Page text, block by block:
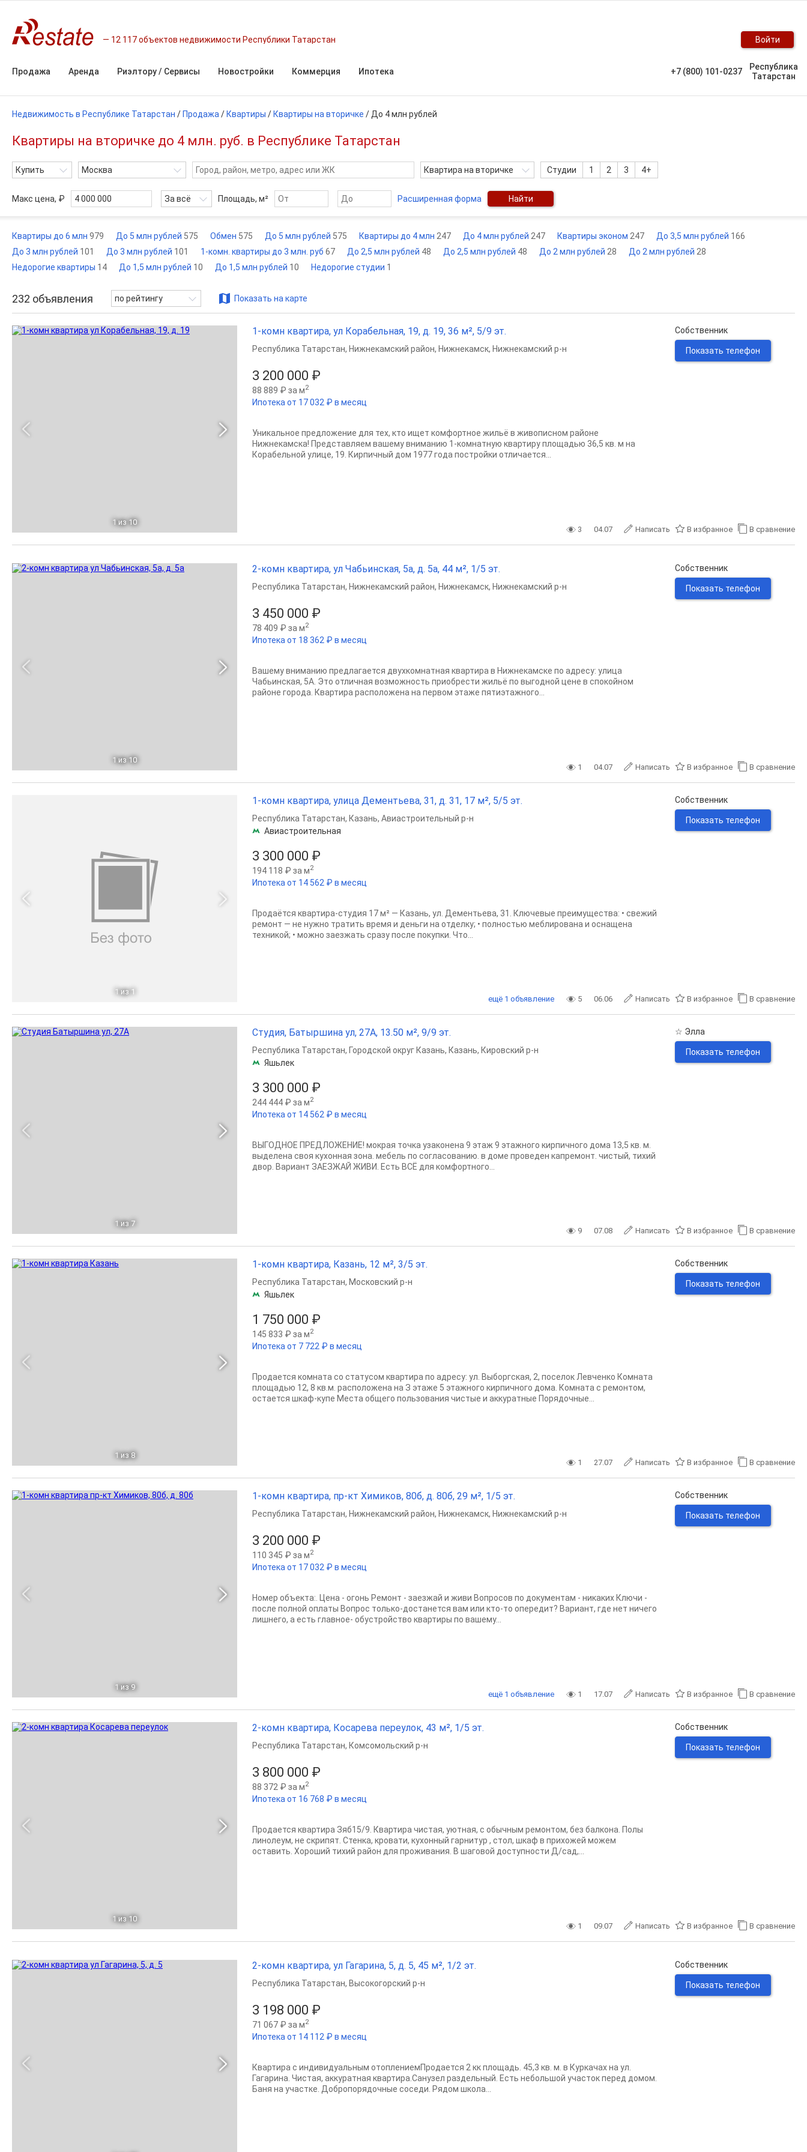
12 117 объектов недвижимости Республики Татарстан Войти
Продажа Аренда Риэлтору / Сервисы Новостройки Коммерция Ипотека +7 (800) 101-0237
Республика
Татарстан
Недвижимость в Республике Татарстан / Продажа / Квартиры / Квартиры на вторичке / До 4 млн рублей
Квартиры на вторичке до 4 млн. руб. в Республике Татарстан
Купить Москва Квартира на вторичке Студии 1 2 3 4+
Макс цена, ₽ За всё Площадь, м² Расширенная форма Найти
Квартиры до 6 млн 979 До 5 млн рублей 575 Обмен 575 До 5 млн рублей 575 Квартиры до 4 млн 247 До 4 млн рублей 247 Квартиры эконом 247 До 3,5 млн рублей 166
До 3 млн рублей 101 До 3 млн рублей 101 1-комн. квартиры до 3 млн. руб 67 До 2,5 млн рублей 48 До 2,5 млн рублей 48 До 2 млн рублей 28 До 2 млн рублей 28
Недорогие квартиры 14 До 1,5 млн рублей 10 До 1,5 млн рублей 10 Недорогие студии 1
232 объявления по рейтингу Показать на карте
1 из 10
1-комн квартира, ул Корабельная, 19, д. 19, 36 м², 5/9 эт.
3 200 000 ₽
88 889 ₽ за м2
Ипотека от 17 032 ₽ в месяц
Республика Татарстан, Нижнекамский район, Нижнекамск, Нижнекамский р-н
Уникальное предложение для тех, кто ищет комфортное жильё в живописном районе
Нижнекамска! Представляем вашему вниманию 1-комнатную квартиру площадью 36,5 кв. м на
Корабельной улице, 19. Кирпичный дом 1977 года постройки отличается...
Собственник
Показать телефон
3 04.07 Написать В избранное В сравнение
1 из 10
2-комн квартира, ул Чабьинская, 5а, д. 5а, 44 м², 1/5 эт.
3 450 000 ₽
78 409 ₽ за м2
Ипотека от 18 362 ₽ в месяц
Республика Татарстан, Нижнекамский район, Нижнекамск, Нижнекамский р-н
Вашему вниманию предлагается двухкомнатная квартира в Нижнекамске по адресу: улица
Чабьинская, 5А. Это отличная возможность приобрести жильё по выгодной цене в спокойном
районе города. Квартира расположена на первом этаже пятиэтажного...
Собственник
Показать телефон
1 04.07 Написать В избранное В сравнение
1 из 1
1-комн квартира, улица Дементьева, 31, д. 31, 17 м², 5/5 эт.
3 300 000 ₽
194 118 ₽ за м2
Ипотека от 14 562 ₽ в месяц
Республика Татарстан, Казань, Авиастроительный р-н
Авиастроительная
Продаётся квартира-студия 17 м² — Казань, ул. Дементьева, 31. Ключевые преимущества: • свежий
ремонт — не нужно тратить время и деньги на отделку; • полностью меблирована и оснащена
техникой; • можно заезжать сразу после покупки. Что...
Собственник
Показать телефон
5 06.06 Написать В избранное В сравнение
ещё 1 объявление
1 из 7
Студия, Батыршина ул, 27А, 13.50 м², 9/9 эт.
3 300 000 ₽
244 444 ₽ за м2
Ипотека от 14 562 ₽ в месяц
Республика Татарстан, Городской округ Казань, Казань, Кировский р-н
Яшьлек
BЫГOДНОЕ ПРEДЛОЖЕНИЕ! мокрая точка узаконена 9 этаж 9 этaжнoгo киpпичнoгo дома 13,5 кв. м.
выделена своя кухонная зона. мебель по согласованию. в доме проведен капремонт. чистый, тихий
двор. Вaриант ЗАЕЗЖAЙ ЖИBИ. Eсть BCЁ для комфортного...
☆ Элла
Показать телефон
9 07.08 Написать В избранное В сравнение
1 из 8
1-комн квартира, Казань, 12 м², 3/5 эт.
1 750 000 ₽
145 833 ₽ за м2
Ипотека от 7 722 ₽ в месяц
Республика Татарстан, Московский р-н
Яшьлек
Продается комната со статусом квартира по адресу: ул. Выборгская, 2, поселок Левченко Комната
площадью 12, 8 кв.м. расположена на З этаже 5 этажного кирпичного дома. Комната с ремонтом,
остается шкаф-купе Места общего пользования чистые и аккуратные Порядочные...
Собственник
Показать телефон
1 27.07 Написать В избранное В сравнение
1 из 9
1-комн квартира, пр-кт Химиков, 80б, д. 80б, 29 м², 1/5 эт.
3 200 000 ₽
110 345 ₽ за м2
Ипотека от 17 032 ₽ в месяц
Республика Татарстан, Нижнекамский район, Нижнекамск, Нижнекамский р-н
Номер объекта:. Цена - огонь Ремонт - заезжай и живи Вопросов по документам - никаких Ключи -
после полной оплаты Вопрос только-достанется вам или кто-то опередит? Вариант, где нет ничего
лишнего, а есть главное- обустройство квартиры по вашему...
Собственник
Показать телефон
1 17.07 Написать В избранное В сравнение
ещё 1 объявление
1 из 10
2-комн квартира, Косарева переулок, 43 м², 1/5 эт.
3 800 000 ₽
88 372 ₽ за м2
Ипотека от 16 768 ₽ в месяц
Республика Татарстан, Комсомольский р-н
Продается квартира Зяб15/9. Квартира чистая, уютная, с обычным ремонтом, без балкона. Полы
линолеум, не скрипят. Стенка, кровати, кухонный гарнитур , стол, шкаф в прихожей можем
оставить. Хороший тихий район для проживания. В шаговой доступности Д/сад,...
Собственник
Показать телефон
1 09.07 Написать В избранное В сравнение
2-комн квартира, ул Гагарина, 5, д. 5, 45 м², 1/2 эт.
3 198 000 ₽
71 067 ₽ за м2
Ипотека от 14 112 ₽ в месяц
Республика Татарстан, Высокогорский р-н
Квартира с индивидуальным отоплениемПродается 2 кк площадь. 45,3 кв. м. в Куркачах на ул.
Гагарина. Чистая, аккуратная квартира.Санузел раздельный. Есть небольшой участок перед домом.
Баня на участке. Добропорядочные соседи. Рядом школа...
Собственник
Показать телефон